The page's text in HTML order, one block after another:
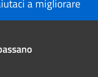
a migliorare